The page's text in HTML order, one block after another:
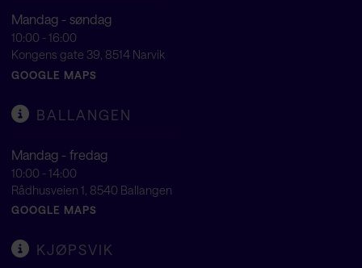
Mandag - søndag
10:00 - 16:00
Kongens gate 39, 8514 Narvik
GOOGLE MAPS
BALLANGEN
Mandag - fredag
10:00 - 14:00
Rådhusveien 1, 8540 Ballangen
GOOGLE MAPS
KJØPSVIK